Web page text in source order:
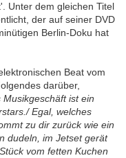
Unter dem gleichen Titel
der auf seiner DVD
Berlin-Doku hat
Beat vom
darüber,
Musikgeschäft ist ein
Egal, welches
zu dir zurück wie ein
dudeln, im Jetset gerät
vom fetten Kuchen